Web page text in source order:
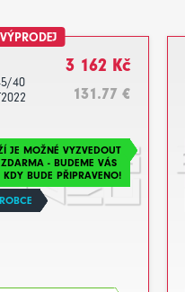
VÝPRODEJ
40
3 162 Kč
131.77 €
JE MOŽNÉ VYZVEDOUT
- BUDEME VÁS
BUDE PŘIPRAVENO!